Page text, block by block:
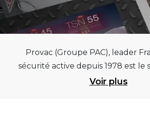
Provac (Groupe PAC), leader
sécurité active depuis 1978 est le
équipements pour garages et
Voir plus